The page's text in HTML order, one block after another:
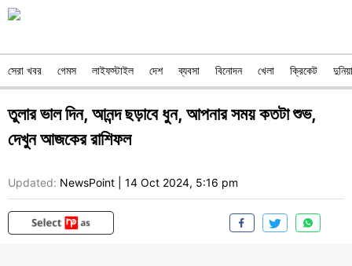
সেরা খবর গেমস লাইফস্টাইল দেশ ব্যবসা বিনোদন খেলা ক্রিকেট দুনিয়া
তুলার ভাল দিন, আনন্দ ছড়াবে ধুন, আপনার সময় কতটা শুভ,
দেখুন আজকের রাশিফল
Updated: NewsPoint 14 Oct 2024, 5:16 pm